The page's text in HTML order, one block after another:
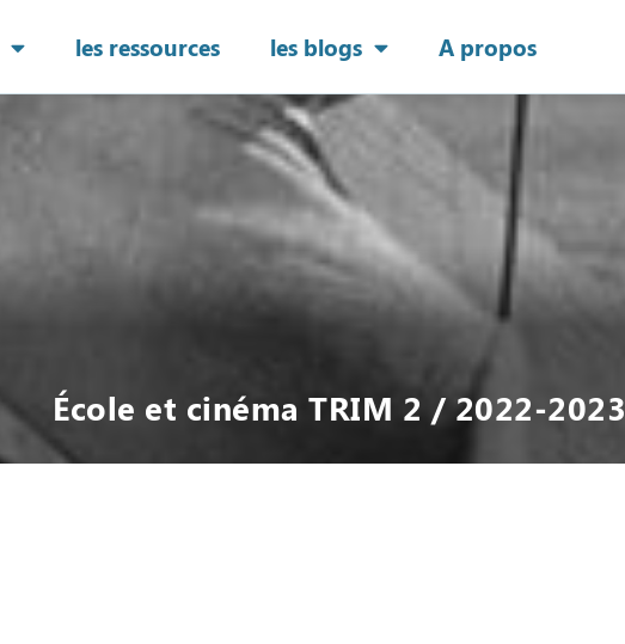
les ressources les blogs A propos
École et cinéma TRIM 2 / 2022-2023